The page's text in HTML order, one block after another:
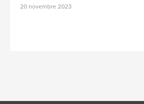
20 novembre 2023